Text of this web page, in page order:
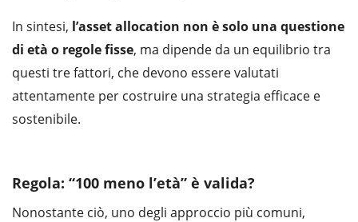
In sintesi, l’asset allocation non è solo una questione
di età o regole fisse, ma dipende da un equilibrio tra
questi tre fattori, che devono essere valutati
attentamente per costruire una strategia efficace e
sostenibile.
Regola: “100 meno l’età” è valida?
Nonostante ciò, uno degli approccio più comuni,